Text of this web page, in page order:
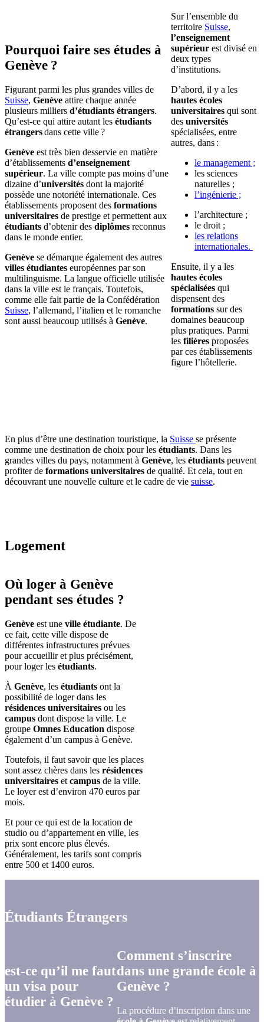
Pourquoi faire ses études à
Genève ?
Figurant parmi les plus grandes villes de
Suisse, Genève attire chaque année
plusieurs milliers d’étudiants étrangers.
Qu’est-ce qui attire autant les étudiants
étrangersdans cette ville ?
Genève est très bien desservie en matière
d’établissements d’enseignement
supérieur. La ville compte pas moins d’une
dizaine d’universités dont la majorité
possède une notoriété internationale. Ces
établissements proposent des formations
universitaires de prestige et permettent aux
étudiants d’obtenir des diplômes reconnus
dans le monde entier.
Genève se démarque également des autres
villes étudiantes européennes par son
multilinguisme. La langue officielle utilisée
dans la ville est le français. Toutefois,
comme elle fait partie de la Confédération
Suisse, l’allemand, l’italien et le romanche
sont aussi beaucoup utilisés à Genève.
Sur l’ensemble du
territoire Suisse,
l’enseignement
supérieurest divisé en
deux types
d’institutions.
D’abord, il y a les
hautes écoles
universitairesqui sont
desuniversités
spécialisées, entre
autres, dans :
le management ;
les sciences
naturelles ;
l’ingénierie ;
l’architecture ;
le droit ;
les relations
internationales.
Ensuite, il y a les
hautes écoles
spécialiséesqui
dispensent des
formationssur des
domaines beaucoup
plus pratiques. Parmi
lesfilièresproposées
par ces établissements
figure l’hôtellerie.
En plus d’être une destination touristique, la Suisse se présente
comme une destination de choix pour les étudiants. Dans les
grandes villes du pays, notamment à Genève, les étudiants peuvent
profiter de formations universitaires de qualité. Et cela, tout en
découvrant une nouvelle culture et le cadre de vie suisse.
Logement
Où loger à Genève
pendant ses études ?
Genève est une ville étudiante. De
ce fait, cette ville dispose de
différentes infrastructures prévues
pour accueillir et plus précisément,
pour loger les étudiants.
À Genève, les étudiants ont la
possibilité de loger dans les
résidences universitaires ou les
campus dont dispose la ville. Le
groupe Omnes Education dispose
également d’un campus à Genève.
Toutefois, il faut savoir que les places
sont assez chères dans les résidences
universitaires et campus de la ville.
Le loyer est d’environ 470 euros par
mois.
Et pour ce qui est de la location de
studio ou d’appartement en ville, les
prix sont encore plus élevés.
Généralement, les tarifs sont compris
entre 500 et 1400 euros.
Étudiants Étrangers
est-ce qu’il me faut
un visa pour
étudier à Genève ?
Comment s’inscrire
dans une grande école à
Genève ?
La procédure d’inscription dans une